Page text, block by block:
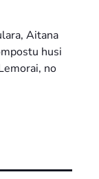
Aitana
husi
no